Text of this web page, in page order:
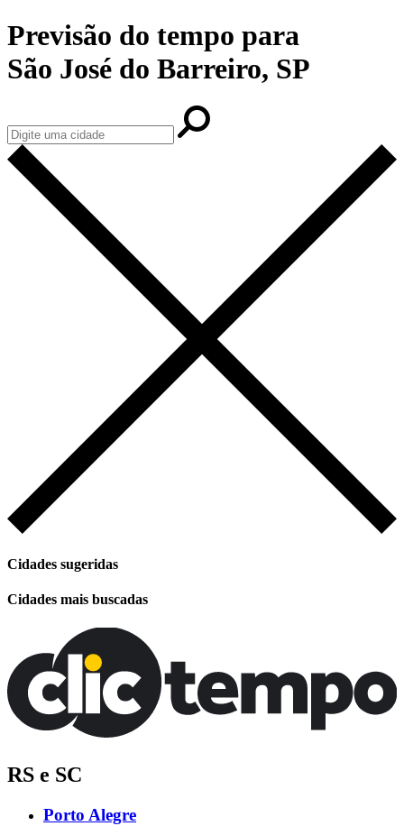
Previsão do tempo para
São José do Barreiro, SP
Cidades sugeridas
Cidades mais buscadas
RS e SC
Porto Alegre